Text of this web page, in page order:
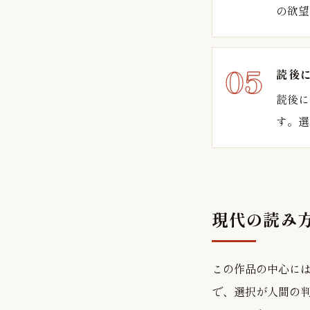
の欲
読後
読後
す。
現代の読み
この作品の中心に
で、選択が人間の